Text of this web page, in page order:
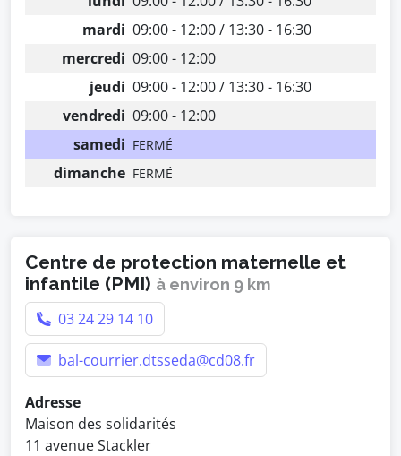
mardi 09:00 - 12:00 / 13:30 - 16:30
mercredi 09:00 - 12:00
jeudi 09:00 - 12:00 / 13:30 - 16:30
vendredi 09:00 - 12:00
samedi FERMÉ
dimanche FERMÉ
Centre de protection maternelle et
infantile (PMI) à environ 9 km
03 24 29 14 10
bal-courrier.dtsseda@cd08.fr
Adresse
Maison des solidarités
11 avenue Stackler